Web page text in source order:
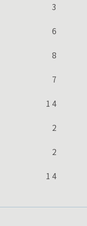
3
6
8
7
14
2
2
14